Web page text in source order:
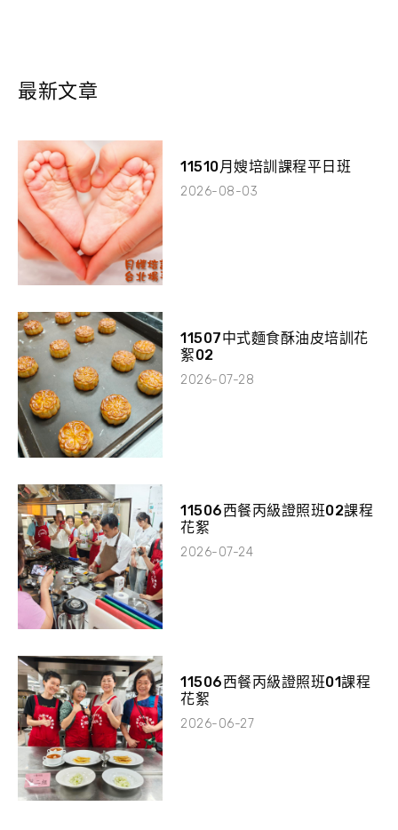
最新文章
11510月嫂培訓課程平日班
2026-08-03
11507中式麵食酥油皮培訓花
絮02
2026-07-28
11506西餐丙級證照班02課程
花絮
2026-07-24
11506西餐丙級證照班01課程
花絮
2026-06-27